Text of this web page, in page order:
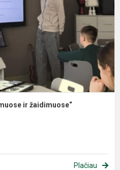
ir žaidimuose“
Plačiau